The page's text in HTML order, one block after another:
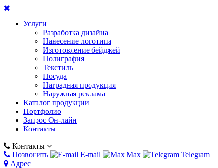
Услуги
Разработка дизайна
Нанесение логотипа
Изготовление бейджей
Полиграфия
Текстиль
Посуда
Наградная продукция
Наружная реклама
Каталог продукции
Портфолио
Запрос Он-лайн
Контакты
Контакты
Позвонить
E-mail Max
Telegram
Адрес